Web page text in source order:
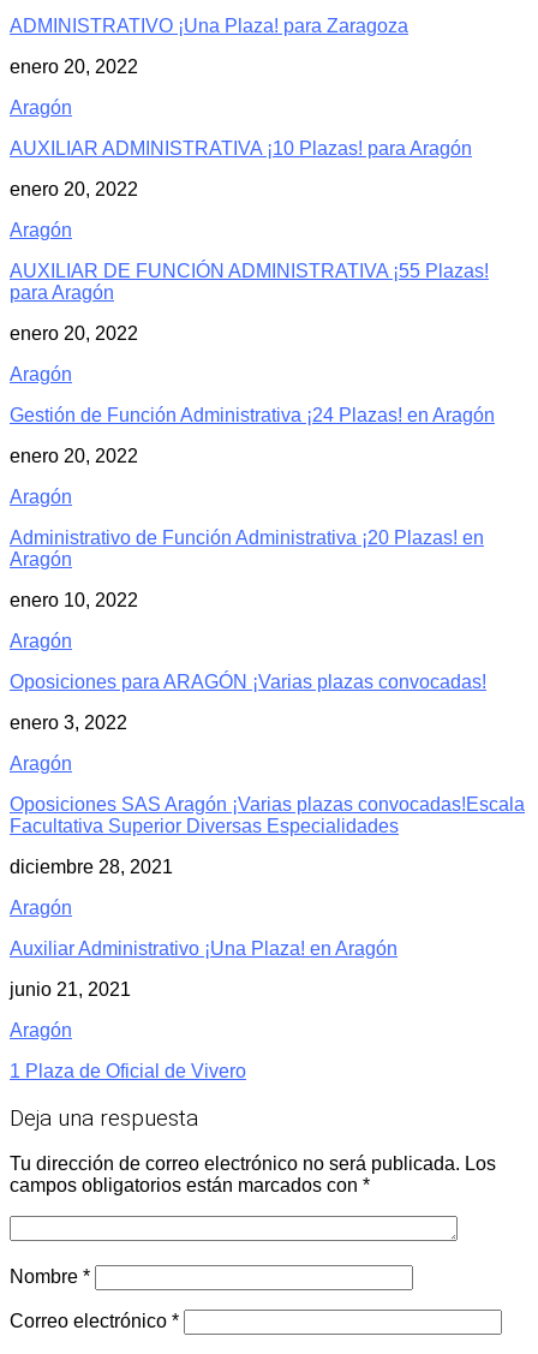
ADMINISTRATIVO ¡Una Plaza! para Zaragoza
enero 20, 2022
Aragón
AUXILIAR ADMINISTRATIVA ¡10 Plazas! para Aragón
enero 20, 2022
Aragón
AUXILIAR DE FUNCIÓN ADMINISTRATIVA ¡55 Plazas!
para Aragón
enero 20, 2022
Aragón
Gestión de Función Administrativa ¡24 Plazas! en Aragón
enero 20, 2022
Aragón
Administrativo de Función Administrativa ¡20 Plazas! en
Aragón
enero 10, 2022
Aragón
Oposiciones para ARAGÓN ¡Varias plazas convocadas!
enero 3, 2022
Aragón
Oposiciones SAS Aragón ¡Varias plazas convocadas!Escala
Facultativa Superior Diversas Especialidades
diciembre 28, 2021
Aragón
Auxiliar Administrativo ¡Una Plaza! en Aragón
junio 21, 2021
Aragón
1 Plaza de Oficial de Vivero
Deja una respuesta
Tu dirección de correo electrónico no será publicada. Los
campos obligatorios están marcados con *
Nombre *
Correo electrónico *